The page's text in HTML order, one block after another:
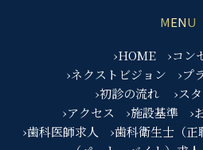
MENU
›HOME
›コン
›ネクストビジョン
›プ
›初診の流れ
›ス
›アクセス
›施設基準 ›
›歯科医師求人
›歯科衛生士（正